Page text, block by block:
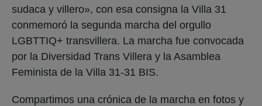
sudaca y villero», con esa consigna la Villa 31
conmemoró la segunda marcha del orgullo
LGBTTIQ+ transvillera. La marcha fue convocada
por la Diversidad Trans Villera y la Asamblea
Feminista de la Villa 31-31 BIS.
Compartimos una crónica de la marcha en fotos y